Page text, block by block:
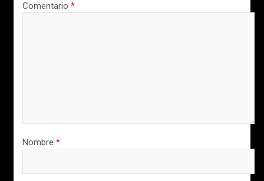
Comentario *
Nombre *